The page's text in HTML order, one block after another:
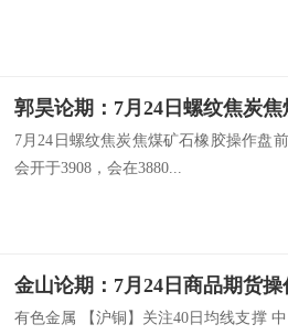
郭昊论期：7月24日螺纹焦炭
7月24日螺纹焦炭焦煤矿石橡胶操作盘
会开于3908，会在3880...
金山论期：7月24日商品期货操
有色金属 【沪铜】关注40日均线支撑